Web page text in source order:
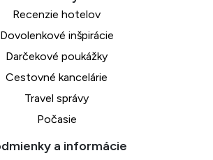
Recenzie hotelov
Dovolenkové inšpirácie
Darčekové poukážky
Cestovné kancelárie
Travel správy
Počasie